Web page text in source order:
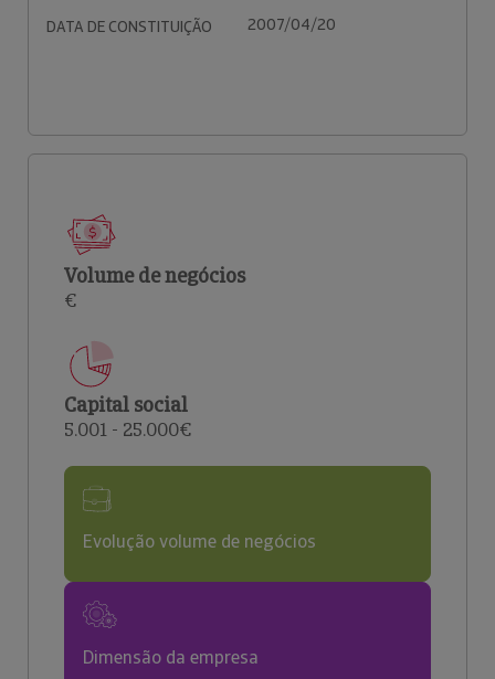
DATA DE CONSTITUIÇÃO 2007/04/20
Volume de negócios
€
Capital social
5.001 - 25.000€
Evolução volume de negócios
Dimensão da empresa